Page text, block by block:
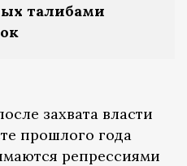
талибами
захвата власти
прошлого года
репрессиями